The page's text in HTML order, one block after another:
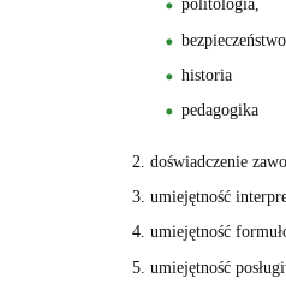
politologia,
historia
pedagogika
doświadczenie
umiejętność
umiejętność
umiejętność